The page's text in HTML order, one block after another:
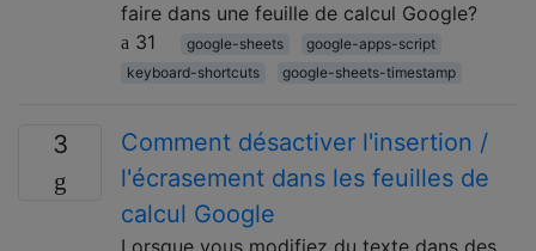
faire dans une feuille de calcul Google?
31
google-sheets
google-apps-script
keyboard-shortcuts
google-sheets-timestamp
3
Comment désactiver l'insertion /
l'écrasement dans les feuilles de
calcul Google
Lorsque vous modifiez du texte dans des